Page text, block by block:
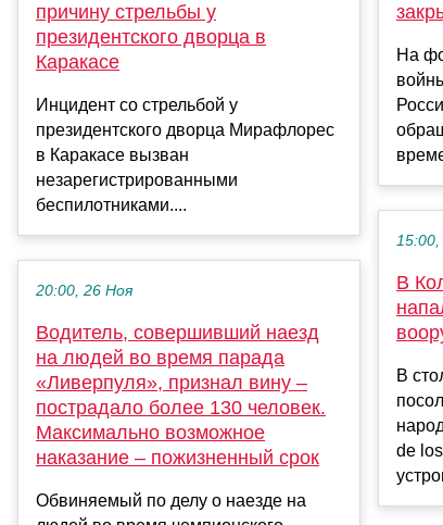
причину стрельбы у
президентского дворца в
Каракасе
Инцидент со стрельбой у
президентского дворца Мирафлорес
в Каракасе вызван
незарегистрированными
беспилотниками....
20:00, 26 Ноя
Водитель, совершивший наезд
на людей во время парада
«Ливерпуля», признал вину –
пострадало более 130 человек.
Максимально возможное
наказание – пожизненный срок
Обвиняемый по делу о наезде на
На
В
В
de